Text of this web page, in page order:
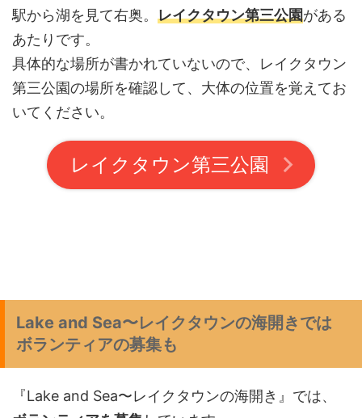
駅から湖を見て右奥。 レイクタウン第三公園がある
あたりです。
具体的な場所が書かれていないので、レイクタウン
第三公園の場所を確認して、大体の位置を覚えてお
いてください。
レイクタウン第三公園
Lake and Sea〜レイクタウンの海開きでは
ボランティアの募集も
『Lake and Sea〜レイクタウンの海開き』では、